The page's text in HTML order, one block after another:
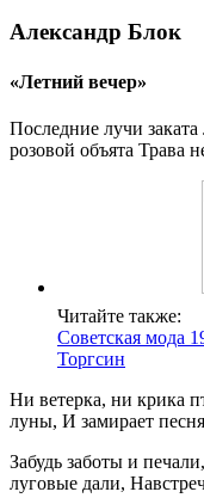
Александр Блок
«Летний вечер»
Последние лучи
розовой объята Трава
Читайте также:
Советская мода
Торгсин
Ни ветерка, ни крика
луны, И замирает
Забудь заботы и
луговые дали,